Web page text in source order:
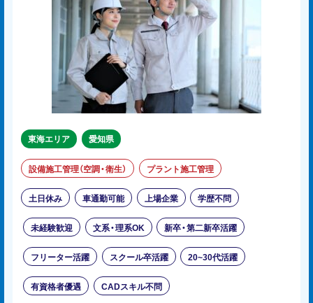
東海エリア 愛知県
設備施工管理（空調・衛生） プラント施工管理
土日休み 車通勤可能 上場企業 学歴不問
未経験歓迎 文系・理系OK 新卒・第二新卒活躍
フリーター活躍 スクール卒活躍 20~30代活躍
有資格者優遇 CADスキル不問